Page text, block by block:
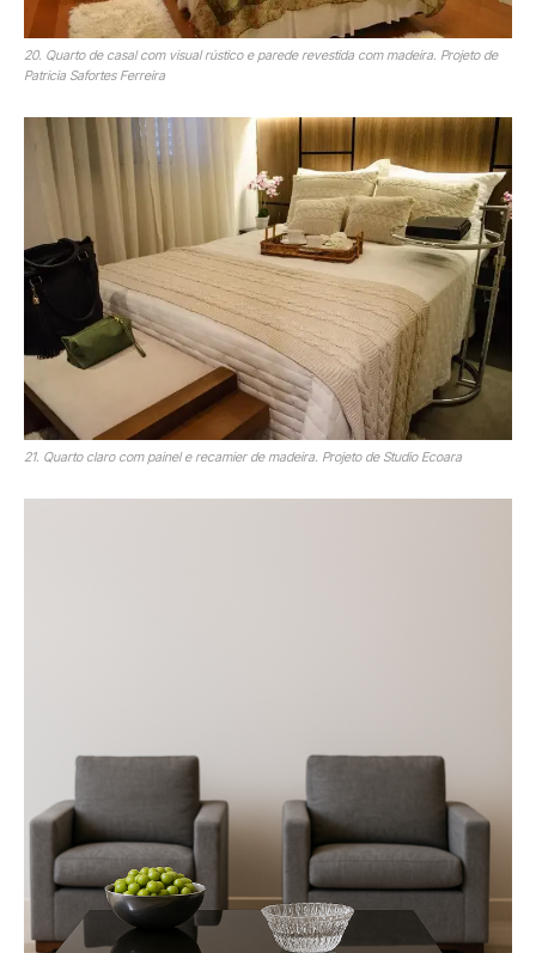
20. Quarto de casal com visual rústico e parede revestida com madeira. Projeto de
Patricia Safortes Ferreira
21. Quarto claro com painel e recamier de madeira. Projeto de Studio Ecoara